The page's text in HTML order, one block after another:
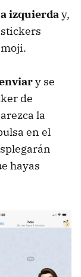
izquierday,
y se
de
la
en el
hayas